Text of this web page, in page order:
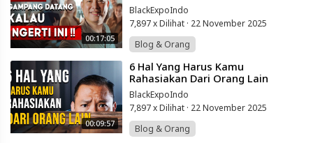
00:17:05
Pesugihan)
BlackExpoIndo
7,897 x Dilihat · 22 November 2025
Blog & Orang
00:09:57
⁣6 Hal Yang Harus Kamu
Rahasiakan Dari Orang Lain
BlackExpoIndo
7,897 x Dilihat · 22 November 2025
Blog & Orang